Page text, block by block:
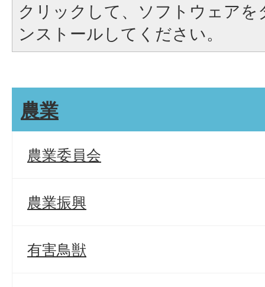
クリックして、ソフトウェア
ンストールしてください。
農業
農業委員会
農業振興
有害鳥獣